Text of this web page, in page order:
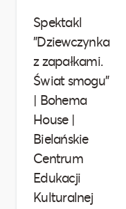
Spektakl
"Dziewczynka
z zapałkami.
Świat smogu"
| Bohema
House |
Bielańskie
Centrum
Edukacji
Kulturalnej